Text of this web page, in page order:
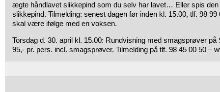
ægte håndlavet slikkepind som du selv har lavet… Eller spis den
slikkepind. Tilmelding: senest dagen før inden kl. 15.00, tlf. 98
skal være ifølge med en voksen.
Torsdag d. 30. april kl. 15.00: Rundvisning med smagsprøver
95,- pr. pers. incl. smagsprøver. Tilmelding på tlf. 98 45 00 50 –